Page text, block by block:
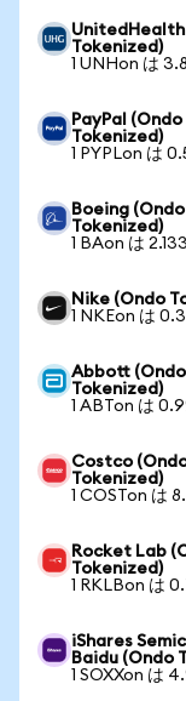
UnitedHealth
Tokenized)
1 UNHon は
PayPal
Tokenized)
1 PYPLon は
Boeing
Tokenized)
1 BAon は
Nike (Ondo
1 NKEon は
Abbott (Ondo
Tokenized)
1 ABTon は
Costco
Tokenized)
1 COSTon は
Rocket Lab
Tokenized)
1 RKLBon は
iShares
Baidu (Ondo
1 SOXXon は